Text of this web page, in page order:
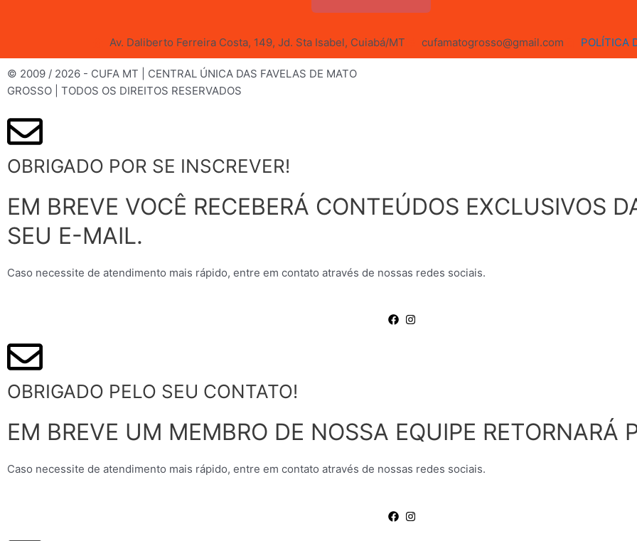
Av. Daliberto Ferreira Costa, 149, Jd. Sta Isabel, Cuiabá/MT cufamatogrosso@gmail.com POLÍTICA
© 2009 / 2026 - CUFA MT | CENTRAL ÚNICA DAS FAVELAS DE MATO
GROSSO | TODOS OS DIREITOS RESERVADOS
OBRIGADO POR SE INSCREVER!
EM BREVE VOCÊ RECEBERÁ CONTEÚDOS EXCLUSIVOS
SEU E-MAIL.
Caso necessite de atendimento mais rápido, entre em contato através de nossas redes sociais.
OBRIGADO PELO SEU CONTATO!
EM BREVE UM MEMBRO DE NOSSA EQUIPE RETORNARÁ
Caso necessite de atendimento mais rápido, entre em contato através de nossas redes sociais.